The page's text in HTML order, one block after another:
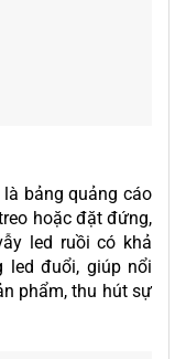
bảng quảng cáo
hoặc đặt đứng,
led ruồi có khả
led đuổi, giúp nổi
phẩm, thu hút sự